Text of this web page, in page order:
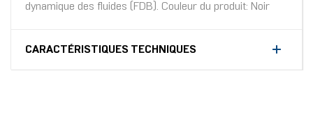
dynamique des fluides (FDB). Couleur du produit: Noir
CARACTÉRISTIQUES TECHNIQUES